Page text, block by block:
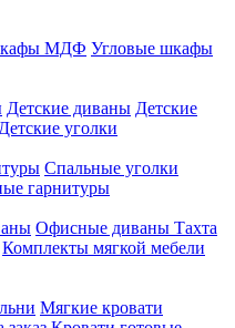
МДФ Угловые шкафы
Детские диваны Детские
Детские уголки
Спальные уголки
гарнитуры
Офисные диваны Тахта
Комплекты мягкой мебели
Мягкие кровати